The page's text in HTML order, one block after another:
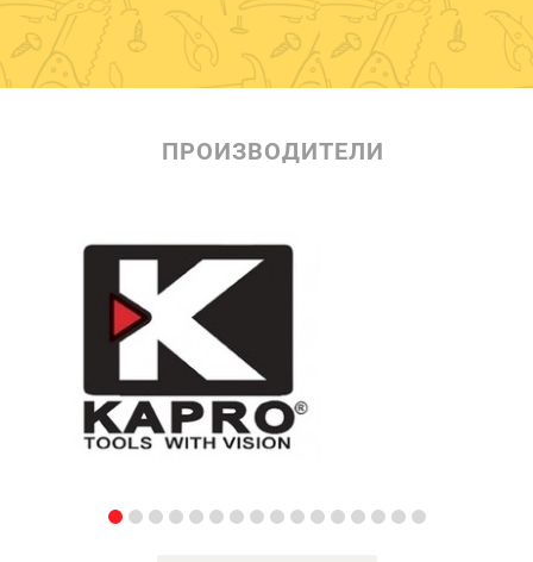
ПРОИЗВОДИТЕЛИ